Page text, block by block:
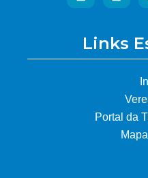
Links
Portal da